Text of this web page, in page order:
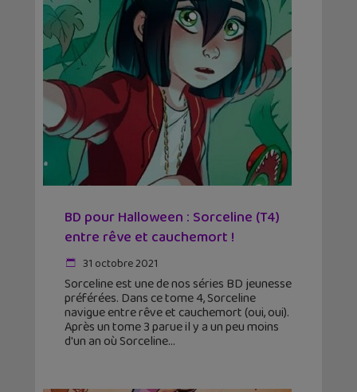
BD pour Halloween : Sorceline (T4)
entre rêve et cauchemort !
31 octobre 2021
Sorceline est une de nos séries BD jeunesse
préférées. Dans ce tome 4, Sorceline
navigue entre rêve et cauchemort (oui, oui).
Après un tome 3 parue il y a un peu moins
d'un an où Sorceline